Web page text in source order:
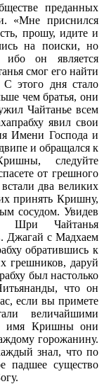
преданных
«Мне приснился
прошу, идите и
на поиски, но
он является
смог его найти
этого дня стало
чем братья, они
Чайтанье всем
явил свои
Имени Господа и
и обращался к
следуйте
от грешного
два великих
принять Кришну,
сосудом. Увидев
Шри Чайтанья
Джагай с Мадхаем
обратившись к
грешников, даруй
был настолько
что он
если вы примете
величайшими
имя Кришны они
горожанину.
знал, что по
падшее существо